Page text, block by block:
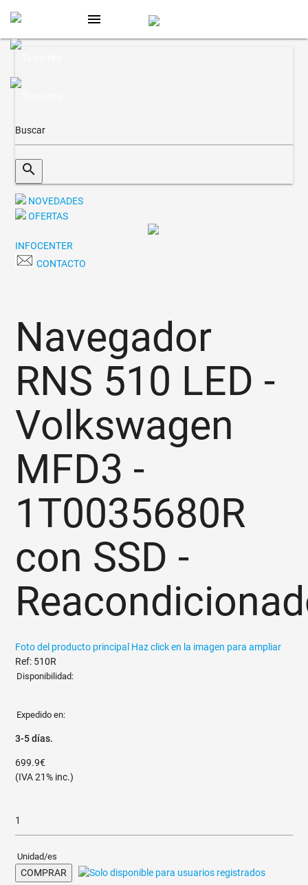
menu
search
NOVEDADES
OFERTAS
INFOCENTER
CONTACTO
Navegador
RNS 510 LED -
Volkswagen
MFD3 -
1T0035680R
con SSD -
Foto del producto principal Haz click en la imagen para ampliar
Ref: 510R
Disponibilidad:
Expedido en:
3-5 días.
699.9€
(IVA 21% inc.)
Unidad/es
COMPRAR